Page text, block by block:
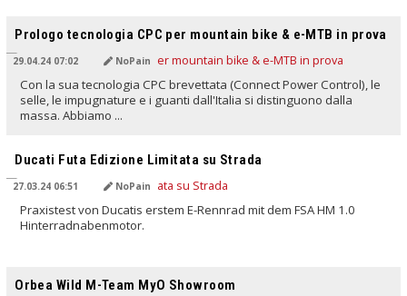
Prologo tecnologia CPC per mountain bike & e-MTB in prova
29.04.24 07:02 NoPain
Con la sua tecnologia CPC brevettata (Connect Power Control), le
selle, le impugnature e i guanti dall'Italia si distinguono dalla
massa. Abbiamo ...
Ducati Futa Edizione Limitata su Strada
27.03.24 06:51 NoPain
Praxistest von Ducatis erstem E-Rennrad mit dem FSA HM 1.0
Hinterradnabenmotor.
Orbea Wild M-Team MyO Showroom